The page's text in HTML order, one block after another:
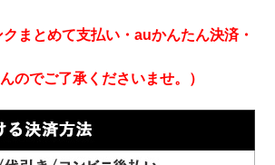
まとめて支払い・auかんたん決済・
のでご了承くださいませ。）